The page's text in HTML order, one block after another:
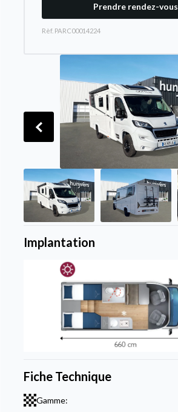
Prendre rendez-vous
Rèf. PARC00014224
Implantation
Fiche Technique
Gamme: